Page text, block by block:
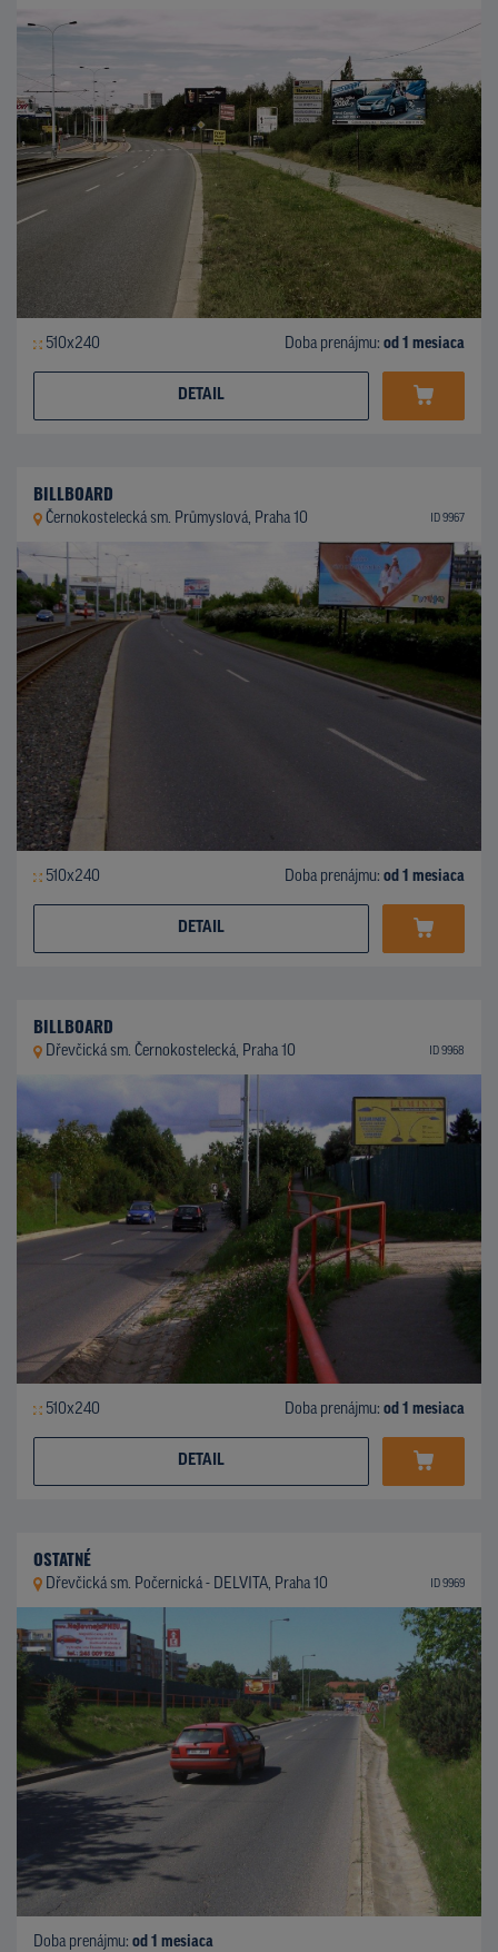
510x240 Doba prenájmu: od 1 mesiaca
DETAIL
BILLBOARD
Černokostelecká sm. Průmyslová, Praha 10 ID 9967
510x240 Doba prenájmu: od 1 mesiaca
DETAIL
BILLBOARD
Dřevčická sm. Černokostelecká, Praha 10 ID 9968
510x240 Doba prenájmu: od 1 mesiaca
DETAIL
OSTATNÉ
Dřevčická sm. Počernická - DELVITA, Praha 10 ID 9969
Doba prenájmu: od 1 mesiaca